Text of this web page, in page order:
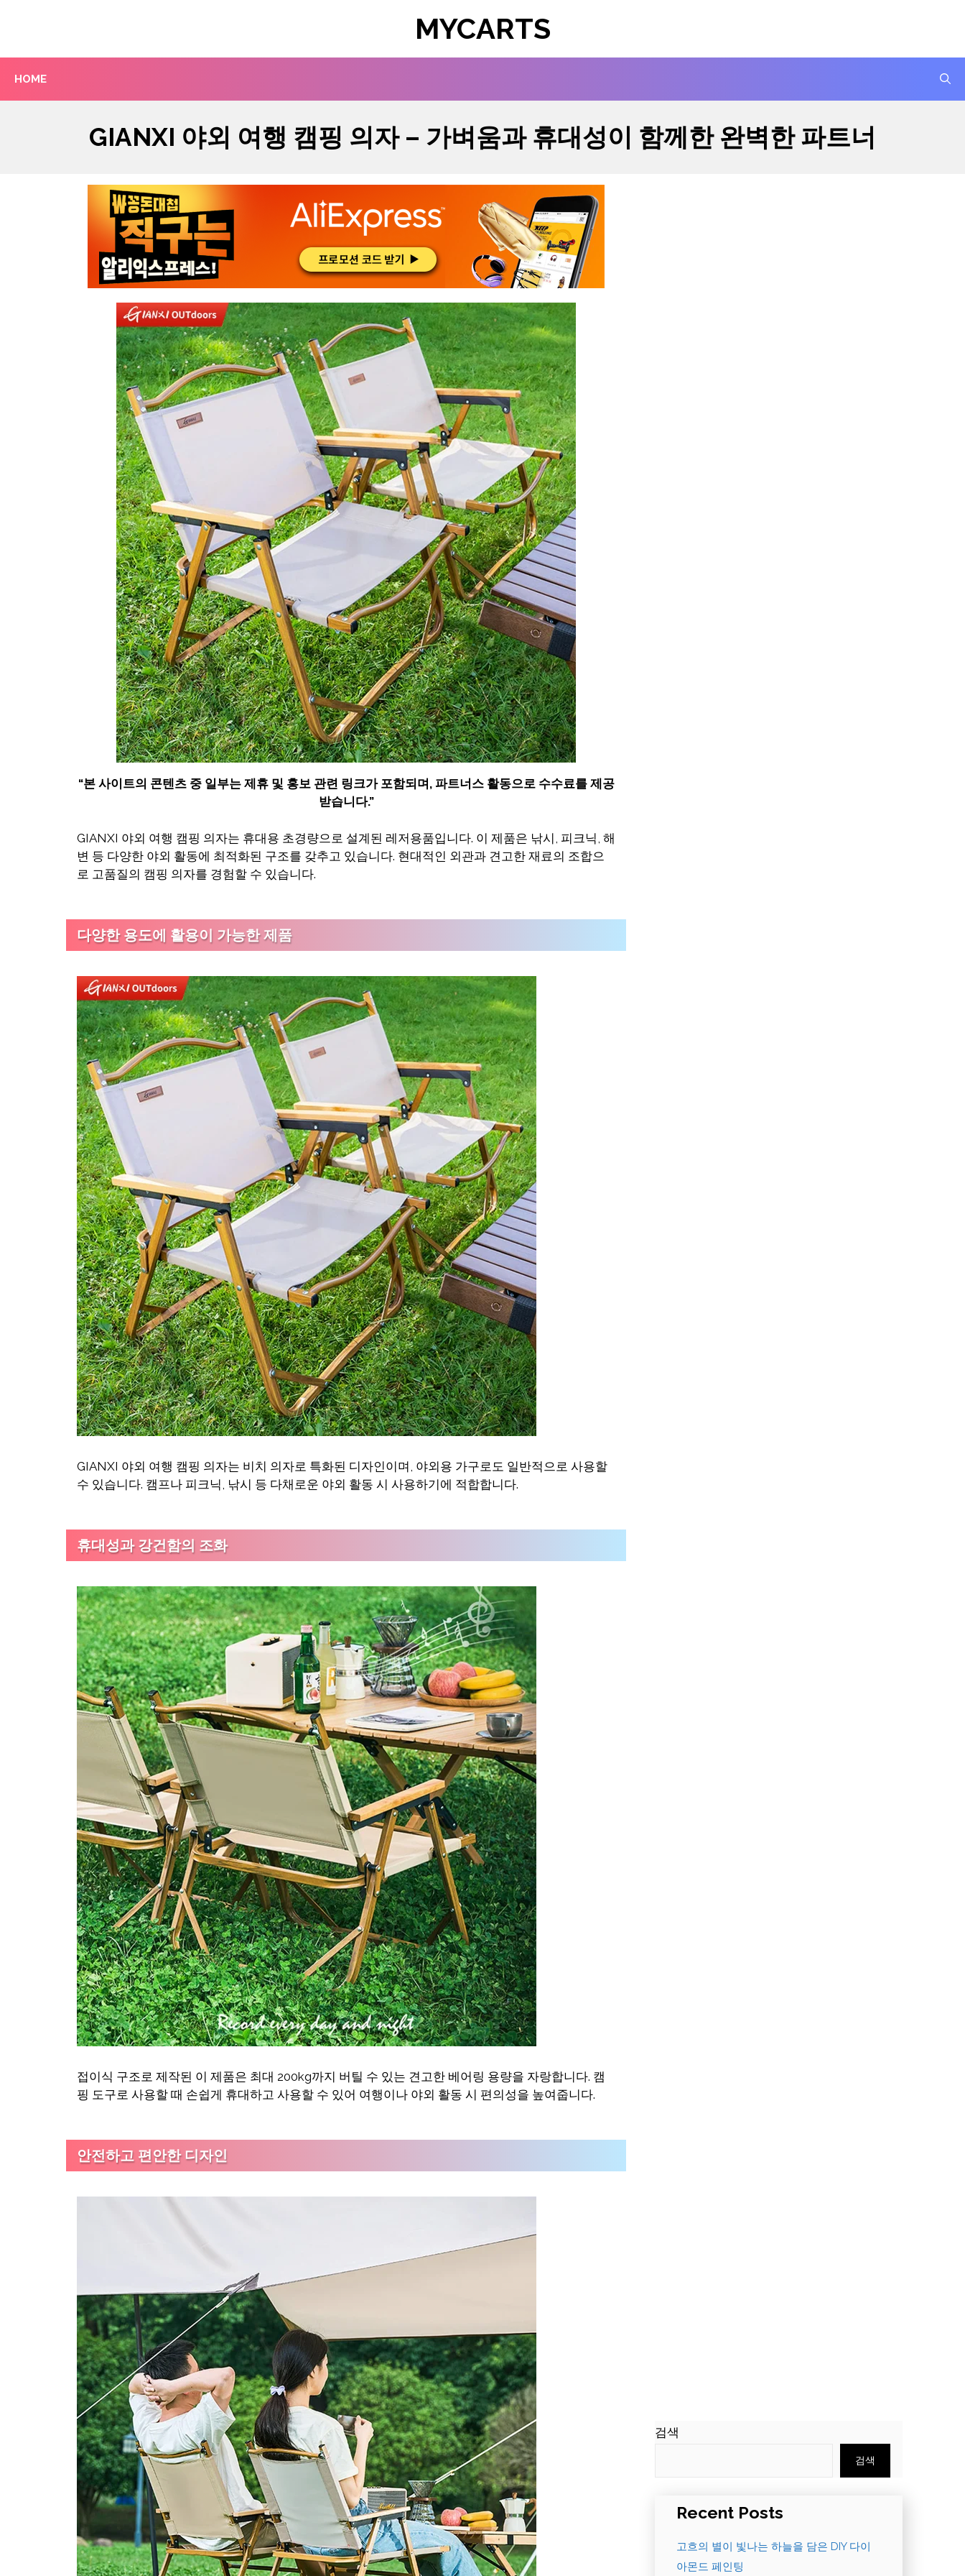
content
MYCARTS
HOME
GIANXI 야외 여행 캠핑 의자 – 가벼움과 휴대성이 함께한 완벽한 파트너
“본 사이트의 콘텐츠 중 일부는 제휴 및 홍보 관련 링크가 포함되며 , 파트너스 활동으로 수수료를 제공
받습니다.”
GIANXI 야외 여행 캠핑 의자는 휴대용 초경량으로 설계된 레저용품입니다. 이 제품은 낚시, 피크닉, 해
변 등 다양한 야외 활동에 최적화된 구조를 갖추고 있습니다. 현대적인 외관과 견고한 재료의 조합으
로 고품질의 캠핑 의자를 경험할 수 있습니다.
다양한 용도에 활용이 가능한 제품
GIANXI 야외 여행 캠핑 의자는 비치 의자로 특화된 디자인이며, 야외용 가구로도 일반적으로 사용할
수 있습니다. 캠프나 피크닉, 낚시 등 다채로운 야외 활동 시 사용하기에 적합합니다.
휴대성과 강건함의 조화
접이식 구조로 제작된 이 제품은 최대 200kg까지 버틸 수 있는 견고한 베어링 용량을 자랑합니다. 캠
핑 도구로 사용할 때 손쉽게 휴대하고 사용할 수 있어 여행이나 야외 활동 시 편의성을 높여줍니다.
안전하고 편안한 디자인
검색
검색
Recent Posts
고흐의 별이 빛나는 하늘을 담은 DIY 다이
아몬드 페인팅